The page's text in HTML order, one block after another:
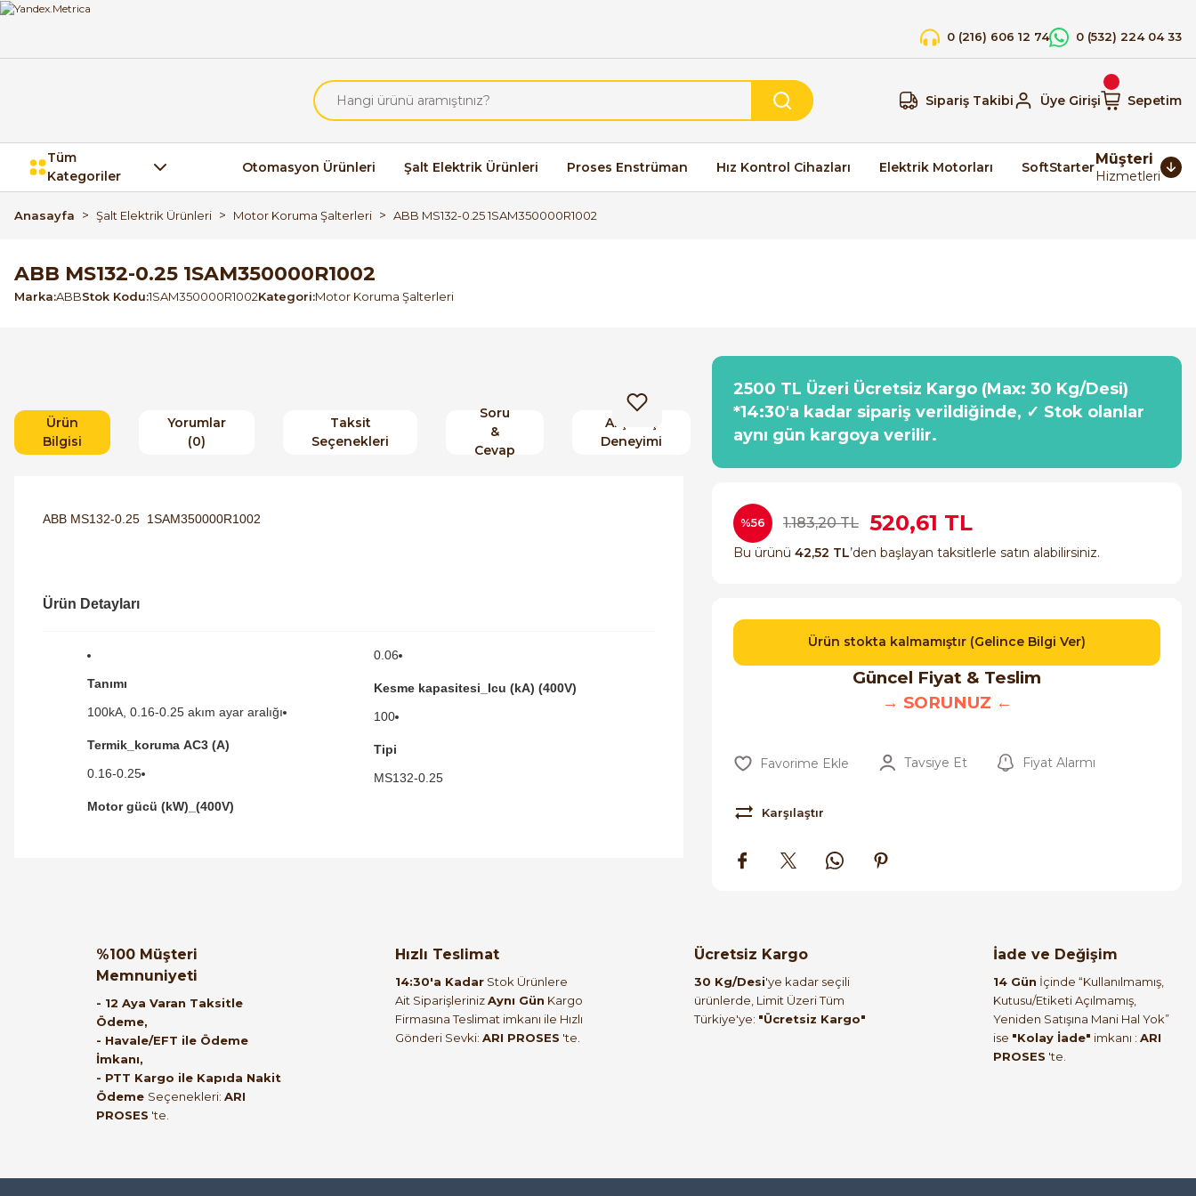
0 (216) 606 12 74 0 (532) 224 04 33
Sipariş Takibi Üye Girişi Sepetim
Tüm
Kategoriler
Otomasyon Ürünleri Şalt Elektrik Ürünleri Proses Enstrüman Hız Kontrol Cihazları Elektrik Motorları SoftStarterMüşteri
Hizmetleri
Anasayfa Şalt Elektrik Ürünleri Motor Koruma Şalterleri ABB MS132-0.25 1SAM350000R1002
ABB MS132-0.25 1SAM350000R1002
Marka ABBStok Kodu 1SAM350000R1002Kategori Motor Koruma Şalterleri
Ürün
Bilgisi
Yorumlar
(0)
Taksit
Seçenekleri
Soru
&
Cevap
Alışveriş
Deneyimi
ABB MS132-0.25 1SAM350000R1002
Ürün Detayları
Tanımı
100kA, 0.16-0.25 akım ayar aralığı
Termik_koruma AC3 (A)
0.16-0.25
Motor gücü (kW)_(400V)
0.06
Kesme kapasitesi_Icu (kA) (400V)
100
Tipi
MS132-0.25
B... A... | 27/06/2026
Satıcı ilgili ve çok yardım severdi bundan
mehmet bey ilgi ve alakası için teşekkür
2500 TL Üzeri Ücretsiz Kargo (Max: 30 Kg/Desi)
*14:30'a kadar sipariş verildiğinde, ✓ Stok olanlar
aynı gün kargoya verilir.
%56 1.183,20 TL 520,61 TL
Bu ürünü 42,52 TL’den başlayan taksitlerle satın alabilirsiniz.
Ürün stokta kalmamıştır (Gelince Bilgi Ver)
Güncel Fiyat & Teslim
→ SORUNUZ ←
Tavsiye Et Fiyat Alarmı
Karşılaştır
%100 Müşteri
Memnuniyeti
- 12 Aya Varan Taksitle
Ödeme,
- Havale/EFT ile Ödeme
İmkanı,
- PTT Kargo ile Kapıda Nakit
Ödeme Seçenekleri: ARI
PROSES 'te.
Hızlı Teslimat
14:30'a Kadar Stok Ürünlere
Ait SiparişlerinizAynı Gün Kargo
Firmasına Teslimat imkanı ile Hızlı
Gönderi Sevki: ARI PROSES 'te.
Ücretsiz Kargo
30 Kg/Desi'ye kadar seçili
ürünlerde, Limit Üzeri Tüm
Türkiye'ye: "Ücretsiz Kargo"
İade ve Değişim
14 Gün İçinde “Kullanılmamış,
Kutusu/Etiketi Açılmamış,
Yeniden Satışına Mani Hal Yok”
ise "Kolay İade" imkanı : ARI
PROSES 'te.